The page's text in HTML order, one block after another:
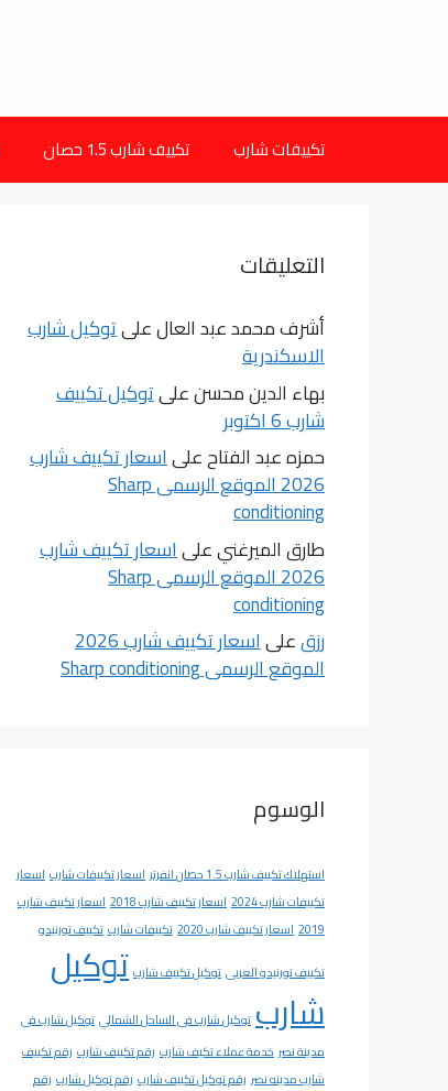
تكييفات شارب تكييف شارب 1.5 حصان
التعليقات
أشرف محمد عبد العالعلىتوكيل شارب
الاسكندرية
بهاء الدين محسنعلىتوكيل تكييف
شارب 6 اكتوبر
حمزه عبد الفتاحعلىاسعار تكييف شارب
2026 الموقع الرسمى Sharp
conditioning
طارق الميرغنيعلىاسعار تكييف شارب
2026 الموقع الرسمى Sharp
conditioning
رزقعلى اسعار تكييف شارب 2026
الموقع الرسمى Sharp conditioning
الوسوم
استهلاك تكييف شارب 1.5 حصان انفرتر اسعار تكييفات شارب اسعار
تكييفات شارب 2024
اسعار تكييف شارب 2018
اسعار تكييف شارب
2019 اسعار تكييف شارب 2020 تكييفات شارب تكييف تورنيدو
تكييف تورنيدو العربى توكيل تكييف شارب توكيل
شارب توكيل شارب فى الساحل الشمالي توكيل شارب فى
مدينة نصر خدمة عملاء تكيف شارب رقم تكييف شارب رقم تكييف
شارب مدينه نصر رقم توكيل تكييف شارب رقم توكيل شارب رقم